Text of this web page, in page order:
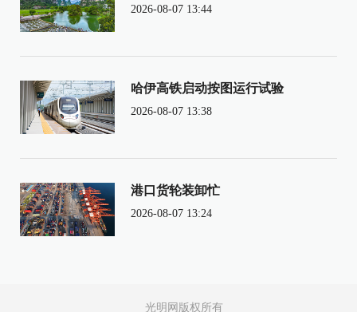
2026-08-07 13:44
哈伊高铁启动按图运行试验
2026-08-07 13:38
港口货轮装卸忙
2026-08-07 13:24
光明网版权所有